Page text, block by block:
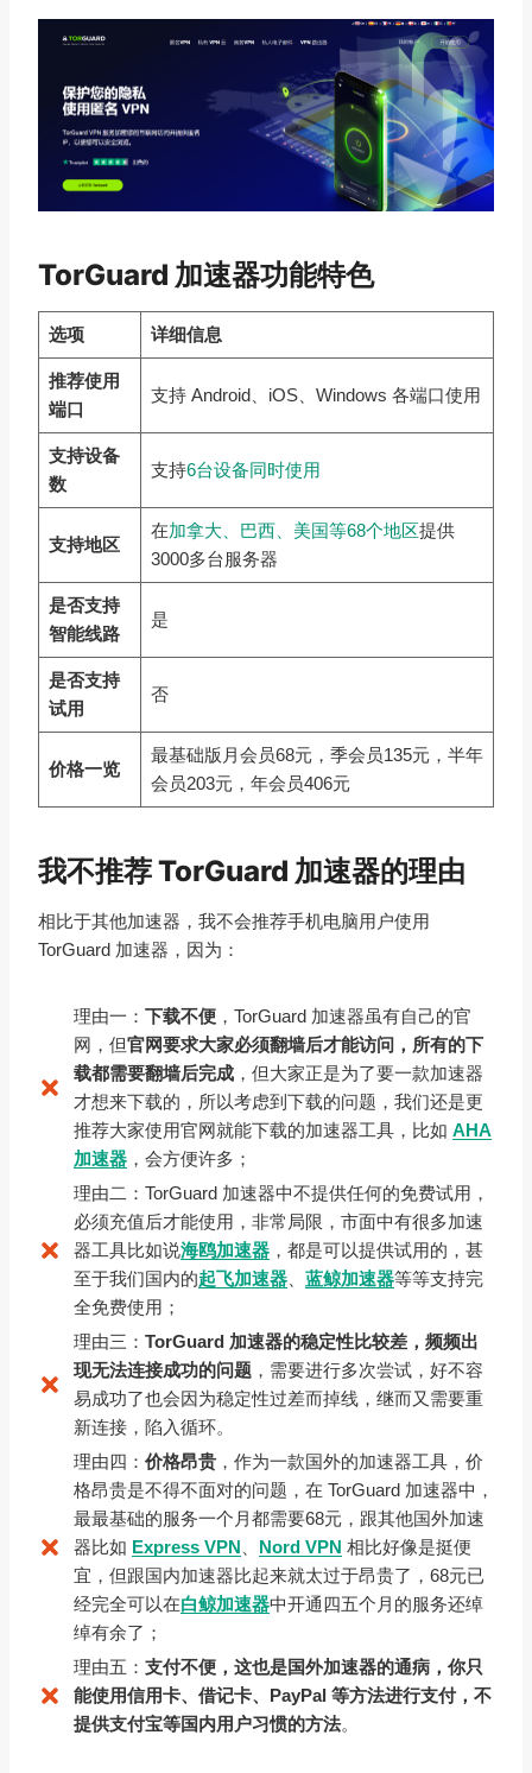
TorGuard 加速器功能特色
选项 详细信息
推荐使用
端口
支持 Android、iOS、Windows 各端口使用
支持设备
数
支持6台设备同时使用
支持地区
在加拿大、巴西、美国等68个地区提供
3000多台服务器
是否支持
智能线路
是
是否支持
试用
否
价格一览
最基础版月会员68元，季会员135元，半年
会员203元，年会员406元
我不推荐 TorGuard 加速器的理由
相比于其他加速器，我不会推荐手机电脑用户使用
TorGuard 加速器，因为：
理由一： 下载不便 ，TorGuard 加速器虽有自己的官
网，但官网要求大家必须翻墙后才能访问，所有的下
载都需要翻墙后完成 ，但大家正是为了要一款加速器
才想来下载的，所以考虑到下载的问题，我们还是更
推荐大家使用官网就能下载的加速器工具，比如 AHA
加速器 ，会方便许多；
理由二：TorGuard 加速器中不提供任何的免费试用，
必须充值后才能使用，非常局限，市面中有很多加速
器工具比如说海鸥加速器 ，都是可以提供试用的，甚
至于我们国内的起飞加速器、 蓝鲸加速器等等支持完
全免费使用；
理由三： TorGuard 加速器的稳定性比较差，频频出
现无法连接成功的问题 ，需要进行多次尝试，好不容
易成功了也会因为稳定性过差而掉线，继而又需要重
新连接，陷入循环。
理由四： 价格昂贵 ，作为一款国外的加速器工具，价
格昂贵是不得不面对的问题，在 TorGuard 加速器中，
最最基础的服务一个月都需要68元，跟其他国外加速
器比如 Express VPN 、 Nord VPN 相比好像是挺便
宜，但跟国内加速器比起来就太过于昂贵了，68元已
经完全可以在白鲸加速器中开通四五个月的服务还绰
绰有余了；
理由五： 支付不便，这也是国外加速器的通病，你只
能使用信用卡、借记卡、PayPal 等方法进行支付，不
提供支付宝等国内用户习惯的方法。